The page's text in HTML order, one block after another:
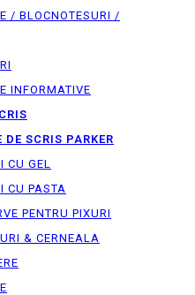
/ BLOCNOTESURI /
INFORMATIVE
SCRIS PARKER
CU GEL
CU PASTA
PENTRU PIXURI
& СERNEALA